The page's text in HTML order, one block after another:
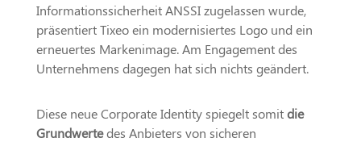
Informationssicherheit ANSSI zugelassen wurde,
präsentiert Tixeo ein modernisiertes Logo und ein
erneuertes Markenimage. Am Engagement des
Unternehmens dagegen hat sich nichts geändert.
Diese neue Corporate Identity spiegelt somitdie
Grundwertedes Anbieters von sicheren